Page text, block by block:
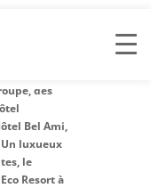
confiance à
son parc
des
Bel Ami,
luxueux
le
Resort à